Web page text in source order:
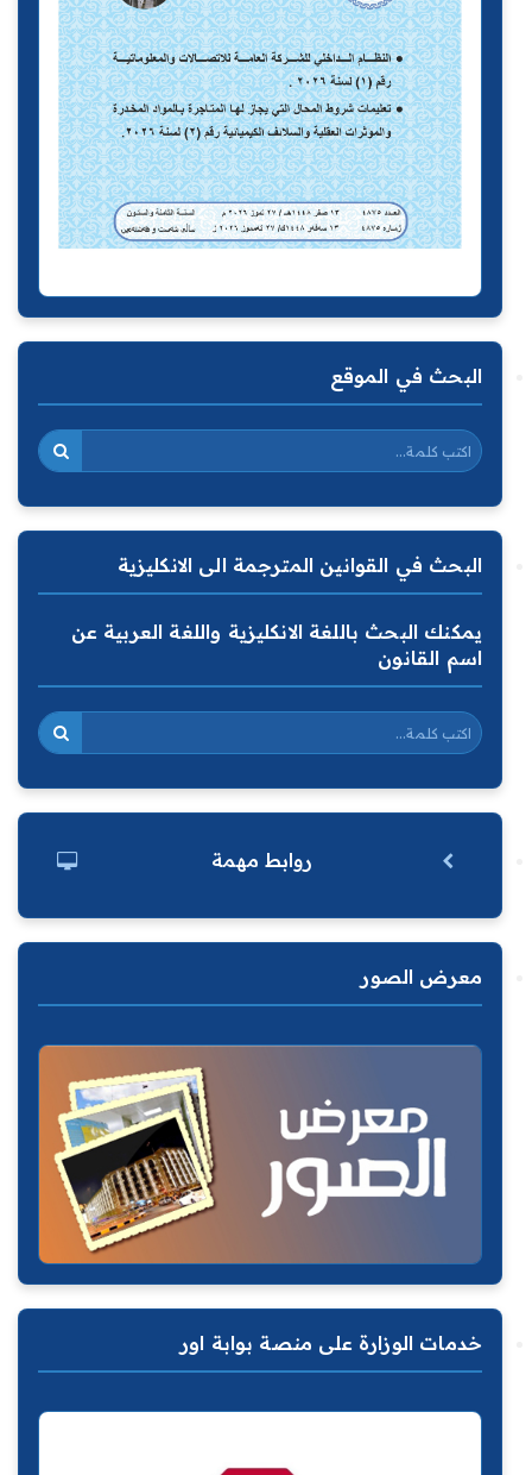
البحث في الموقع
البحث في القوانين المترجمة الى الانكليزية
يمكنك البحث باللغة الانكليزية واللغة العربية عن
اسم القانون
روابط مهمة
معرض الصور
خدمات الوزارة على منصة بوابة اور